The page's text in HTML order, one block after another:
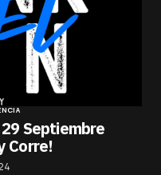
Septiembre
Corre!